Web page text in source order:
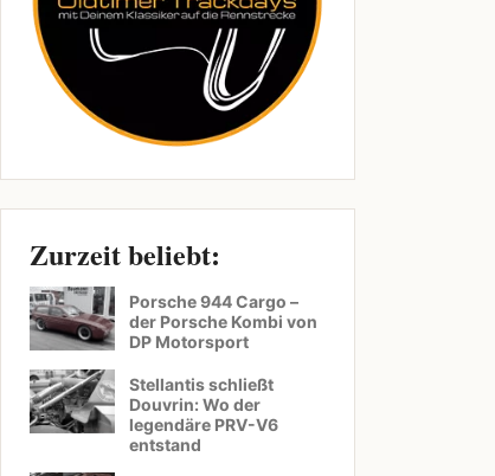
Zurzeit beliebt:
Porsche 944 Cargo –
der Porsche Kombi von
DP Motorsport
Stellantis schließt
Douvrin: Wo der
legendäre PRV-V6
entstand